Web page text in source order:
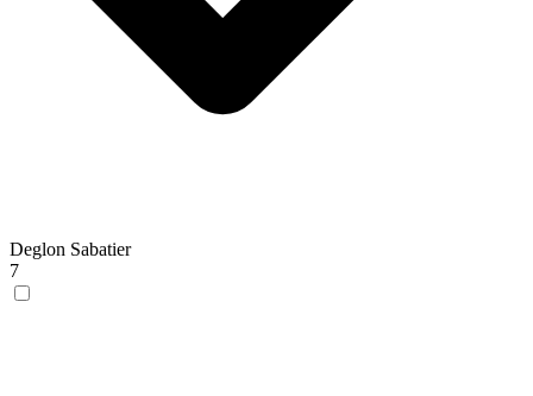
Deglon Sabatier
7